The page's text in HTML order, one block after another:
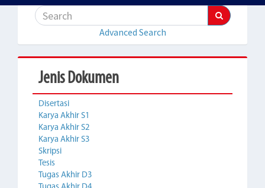
Advanced Search
Jenis Dokumen
Disertasi
Karya Akhir S1
Karya Akhir S2
Karya Akhir S3
Skripsi
Tesis
Tugas Akhir D3